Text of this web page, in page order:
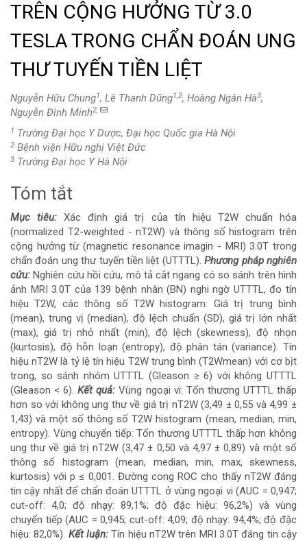
TRÊN CỘNG HƯỞNG TỪ 3.0
TESLA TRONG CHẨN ĐOÁN UNG
THƯ TUYẾN TIỀN LIỆT
Nguyễn Hữu Chung1, Lê Thanh Dũng1,2, Hoàng Ngân Hà3,
Nguyễn Đình Minh2,
1 Trường Đại học Y Dược, Đại học Quốc gia Hà Nội
2 Bệnh viện Hữu nghị Việt Đức
3 Trường Đại học Y Hà Nội
Nội
dung
chính
của
bài
viết
Tóm tắt
Mục tiêu: Xác định giá trị của tín hiệu T2W chuẩn hóa
(normalized T2-weighted - nT2W) và thông số histogram trên
cộng hưởng từ (magnetic resonance imagin - MRI) 3.0T trong
chẩn đoán ung thư tuyến tiền liệt (UTTTL).Phương pháp nghiên
cứu: Nghiên cứu hồi cứu, mô tả cắt ngang có so sánh trên hình
ảnh MRI 3.0T của 139 bệnh nhân (BN) nghi ngờ UTTTL, đo tín
hiệu T2W, các thông số T2W histogram: Giá trị trung bình
(mean), trung vị (median), độ lệch chuẩn (SD), giá trị lớn nhất
(max), giá trị nhỏ nhất (min), độ lệch (skewness), độ nhọn
(kurtosis), độ hỗn loạn (entropy), độ phân tán (variance). Tín
hiệu nT2W là tỷ lệ tín hiệu T2W trung bình (T2Wmean) với cơ bịt
trong, so sánh nhóm UTTTL (Gleason ≥ 6) với không UTTTL
(Gleason < 6).Kết quả: Vùng ngoại vi: Tổn thương UTTTL thấp
hơn so với không ung thư về giá trị nT2W (3,49 ± 0,55 và 4,99 ±
1,43) và một số thông số T2W histogram (mean, median, min,
entropy). Vùng chuyển tiếp: Tổn thương UTTTL thấp hơn không
ung thư về giá trị nT2W (3,47 ± 0,50 và 4,97 ± 0,89) và một số
thông số histogram (mean, median, min, max, skewness,
kurtosis) với p ≤ 0,001. Đường cong ROC cho thấy nT2W đáng
tin cậy nhất để chẩn đoán UTTTL ở vùng ngoại vi (AUC = 0,947;
cut-off: 4,0; độ nhạy: 89,1%; độ đặc hiệu: 96,2%) và vùng
chuyển tiếp (AUC = 0,945; cut-off: 4,09; độ nhạy: 94,4%; độ đặc
hiệu: 82,0%). Kết luận: Tín hiệu nT2W trên MRI 3.0T đáng tin cậy